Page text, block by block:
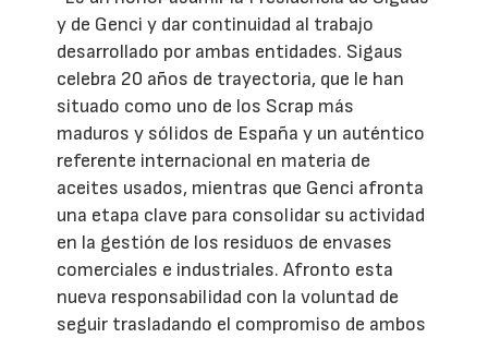
y de Genci y dar continuidad al trabajo
desarrollado por ambas entidades. Sigaus
celebra 20 años de trayectoria, que le han
situado como uno de los Scrap más
maduros y sólidos de España y un auténtico
referente internacional en materia de
aceites usados, mientras que Genci afronta
una etapa clave para consolidar su actividad
en la gestión de los residuos de envases
comerciales e industriales. Afronto esta
nueva responsabilidad con la voluntad de
seguir trasladando el compromiso de ambos